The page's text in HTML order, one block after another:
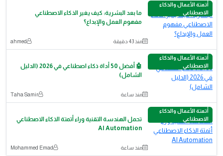
أتمتة الأعمال والذكاء
الاصطناعي
ما بعد البشرية: كيف يغير الذكاء الاصطناعي
مفهوم العمل والإبداع؟
منذ 43 دقيقة ahmed
أتمتة الأعمال والذكاء
الاصطناعي
🤖 أفضل 50 أداة ذكاء اصطناعي في 2026 (الدليل
الشامل)
منذ ساعة Taha Samir
أتمتة الأعمال والذكاء
الاصطناعي
تحمل الهندسة التقنية وراء أتمتة الذكاء الاصطناعي
AI Automation
منذ ساعة Mohammed Emad